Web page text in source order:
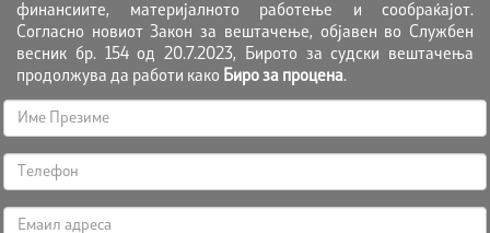
финансиите, материјалното работење и сообраќајот.
Согласно новиот Закон за вештачење, објавен во Службен
весник бр. 154 од 20.7.2023, Бирото за судски вештачења
продолжува да работи како Биро за процена.